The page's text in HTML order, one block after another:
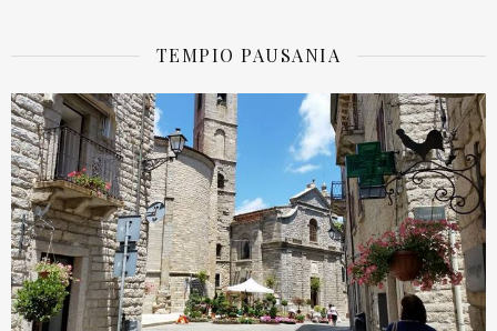
TEMPIO PAUSANIA